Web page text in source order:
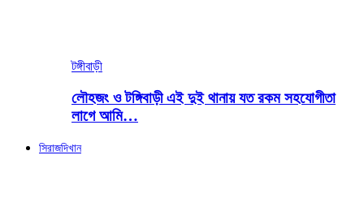
টঙ্গীবাড়ী
লৌহজং ও টঙ্গিবাড়ী এই দুই থানায় যত রকম সহযোগীতা
লাগে আমি…
সিরাজদিখান